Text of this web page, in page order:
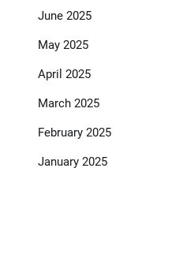
June 2025
May 2025
April 2025
March 2025
February 2025
January 2025